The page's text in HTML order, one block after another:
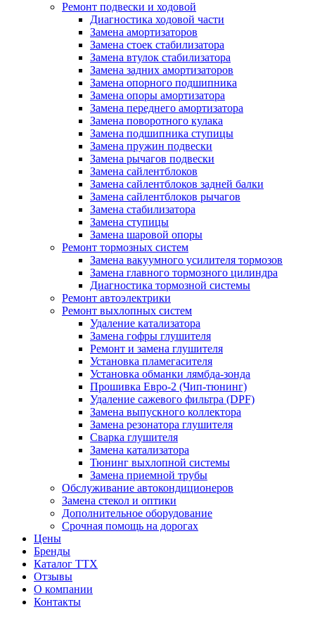
Ремонт подвески и ходовой
Диагностика ходовой части
Замена амортизаторов
Замена стоек стабилизатора
Замена втулок стабилизатора
Замена задних амортизаторов
Замена опорного подшипника
Замена опоры амортизатора
Замена переднего амортизатора
Замена поворотного кулака
Замена подшипника ступицы
Замена пружин подвески
Замена рычагов подвески
Замена сайлентблоков
Замена сайлентблоков задней балки
Замена сайлентблоков рычагов
Замена стабилизатора
Замена ступицы
Замена шаровой опоры
Ремонт тормозных систем
Замена вакуумного усилителя тормозов
Замена главного тормозного цилиндра
Диагностика тормозной системы
Ремонт автоэлектрики
Ремонт выхлопных систем
Удаление катализатора
Замена гофры глушителя
Ремонт и замена глушителя
Установка пламегасителя
Установка обманки лямбда-зонда
Прошивка Евро-2 (Чип-тюнинг)
Удаление сажевого фильтра (DPF)
Замена выпускного коллектора
Замена резонатора глушителя
Сварка глушителя
Замена катализатора
Тюнинг выхлопной системы
Замена приемной трубы
Обслуживание автокондиционеров
Замена стекол и оптики
Дополнительное оборудование
Срочная помощь на дорогах
Цены
Бренды
Каталог ТТХ
Отзывы
О компании
Контакты